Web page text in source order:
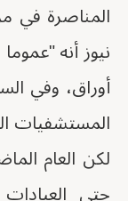
المناصرة في
نيوز أنه
أوراق، وفي
المستشفيات
لكن العام